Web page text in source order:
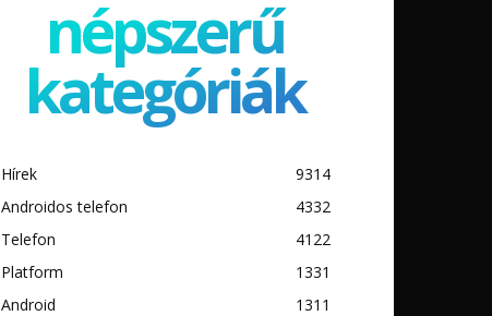
népszerű
kategóriák
Hírek
9314
Androidos telefon
4332
Telefon
4122
Platform
1331
Android
1311